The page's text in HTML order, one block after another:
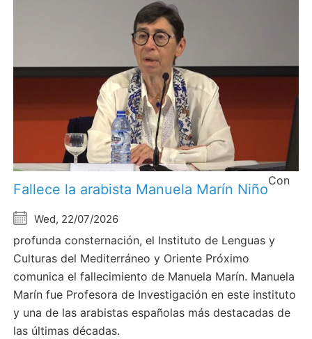
Fallece la arabista Manuela Marín Niño
Wed, 22/07/2026
Con
profunda consternación, el Instituto de Lenguas y
Culturas del Mediterráneo y Oriente Próximo
comunica el fallecimiento de Manuela Marín. Manuela
Marín fue Profesora de Investigación en este instituto
y una de las arabistas españolas más destacadas de
las últimas décadas.